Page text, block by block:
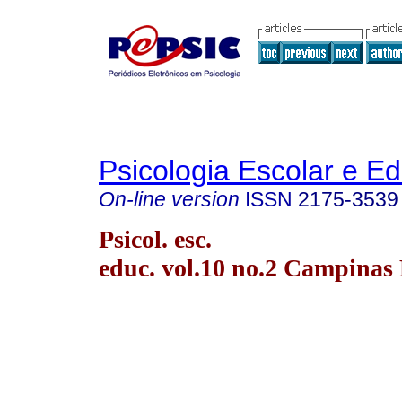
Psicologia Escolar e
On-line version ISSN 2175-3539
Psicol. esc.
educ. vol.10 no.2 Campinas